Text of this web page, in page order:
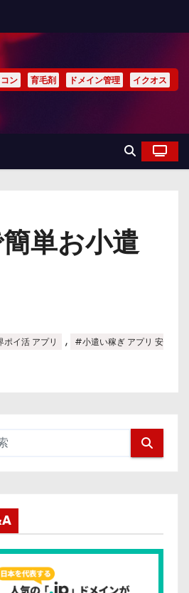
ン 育毛剤 ドメイン管理 イクオス
単お小遣
イ活 アプリ ,
#小遣い稼ぎ アプリ 安